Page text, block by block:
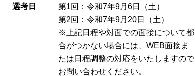
選考日
第1回：令和7年9月6日（土）
第2回：令和7年9月20日（土）
※上記日程や対面での面接について都
合がつかない場合には、WEB面接ま
たは日程調整の対応をいたしますので
お問い合わせください。